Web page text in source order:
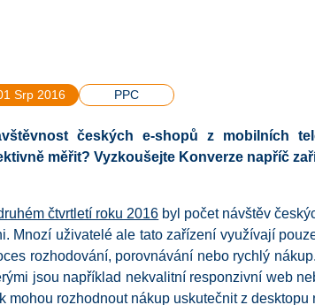
Srp 2016 PPC
českých e-shopů z mobilních
měřit? Vyzkoušejte Konverze napříč
čtvrtletí roku 2016 byl počet návštěv
Mnozí uživatelé ale tato zařízení využívají
rozhodování, porovnávání nebo rychlý
jsou například nekvalitní responzivní web
mohou rozhodnout nákup uskutečnit z desktopu